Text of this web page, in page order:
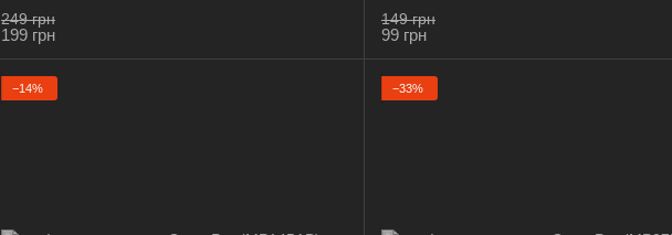
249 грн
199 грн
149 грн
99 грн
−14% −33%